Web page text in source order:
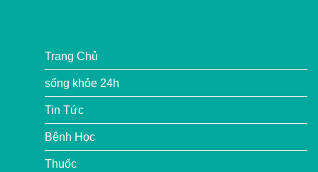
Trang Chủ
sống khỏe 24h
Tin Tức
Bệnh Học
Thuốc